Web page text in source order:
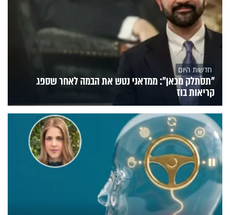
חדשות היום
"תסתלק מכאן": ממדאני נטש את הבמה לאחר שספג
קריאות בוז